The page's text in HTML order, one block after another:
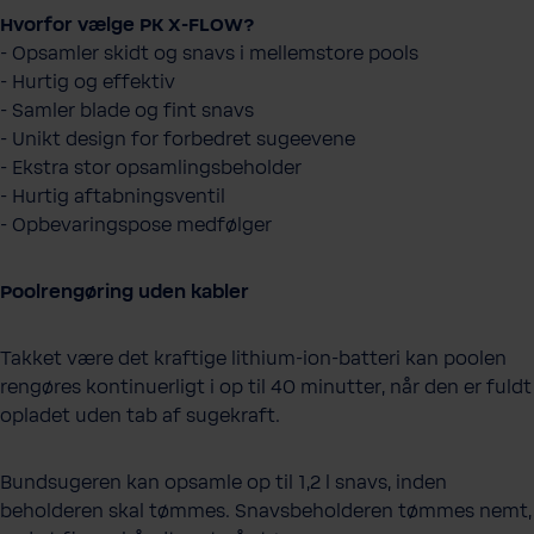
Hvorfor vælge PK X-FLOW?
- Opsamler skidt og snavs i mellemstore pools
- Hurtig og effektiv
- Samler blade og fint snavs
- Unikt design for forbedret sugeevene
- Ekstra stor opsamlingsbeholder
- Hurtig aftabningsventil
- Opbevaringspose medfølger
Poolrengøring uden kabler
Takket være det kraftige lithium-ion-batteri kan poolen
rengøres kontinuerligt i op til 40 minutter, når den er fuldt
opladet uden tab af sugekraft.
Bundsugeren kan opsamle op til 1,2 l snavs, inden
beholderen skal tømmes. Snavsbeholderen tømmes nemt,